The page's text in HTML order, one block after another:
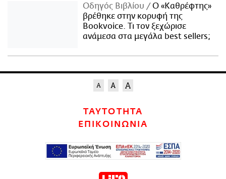
Οδηγός Βιβλίου
Ο «Καθρέφτης»
βρέθηκε στην κορυφή της
Bookvoice. Τι τον ξεχώρισε
ανάμεσα στα μεγάλα best sellers;
ΤΑΥΤΟΤΗΤΑ
ΕΠΙΚΟΙΝΩΝΙΑ